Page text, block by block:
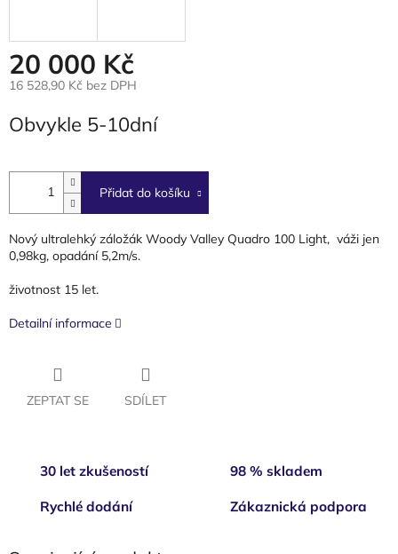
20 000 Kč
16 528,90 Kč bez DPH
cena:
Obvykle 5-10dní
Přidat do košíku
Nový ultralehký záložák Woody Valley Quadro 100 Light, váži jen
0,98kg, opadání 5,2m/s.
životnost 15 let.
Detailní informace
ZEPTAT SE SDÍLET
30 let zkušeností 98 % skladem
Rychlé dodání Zákaznická podpora